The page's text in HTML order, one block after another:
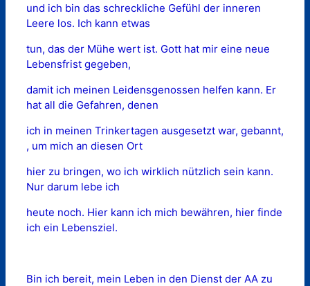
und ich bin das schreckliche Gefühl der inneren
Leere los. Ich kann etwas
tun, das der Mühe wert ist. Gott hat mir eine neue
Lebensfrist gegeben,
damit ich meinen Leidensgenossen helfen kann. Er
hat all die Gefahren, denen
ich in meinen Trinkertagen ausgesetzt war, gebannt,
, um mich an diesen Ort
hier zu bringen, wo ich wirklich nützlich sein kann.
Nur darum lebe ich
heute noch. Hier kann ich mich bewähren, hier finde
ich ein Lebensziel.
Bin ich bereit, mein Leben in den Dienst der AA zu